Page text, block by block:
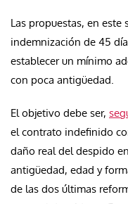
Las propuestas, en este
indemnización de 45
establecer un mínimo
con poca antigüedad.
El objetivo debe ser,
el contrato indefinido
daño real del despido
antigüedad, edad y
de las dos últimas